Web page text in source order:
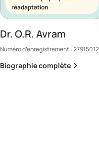
réadaptation
Dr. O.R. Avram
Numéro d’enregistrement :
Biographie complète